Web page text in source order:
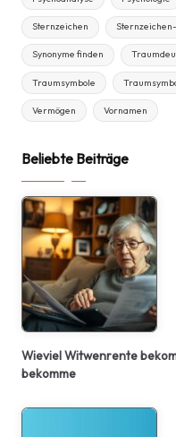
Sternzeichen
Synonyme finden
Traumsymbole
Vermögen Vornamen
Beliebte Beiträge
Wieviel Witwenrente
bekomme